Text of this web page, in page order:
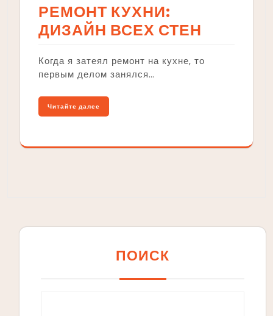
РЕМОНТ КУХНИ:
ДИЗАЙН ВСЕХ СТЕН
Когда я затеял ремонт на кухне, то
первым делом занялся…
Читайте далее
ПОИСК